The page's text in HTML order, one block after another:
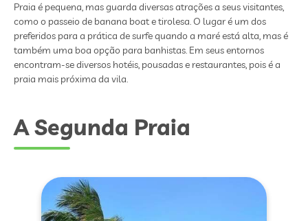
Praia é pequena, mas guarda diversas atrações a seus visitantes,
como o passeio de banana boat e tirolesa. O lugar é um dos
preferidos para a prática de surfe quando a maré está alta, mas é
também uma boa opção para banhistas. Em seus entornos
encontram-se diversos hotéis, pousadas e restaurantes, pois é a
praia mais próxima da vila.
A Segunda Praia